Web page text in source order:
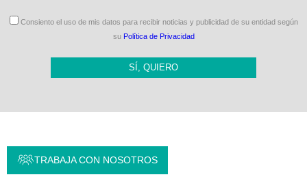
Consiento el uso de mis datos para recibir noticias y publicidad de su entidad según
su Política de Privacidad
SÍ, QUIERO
TRABAJA CON NOSOTROS